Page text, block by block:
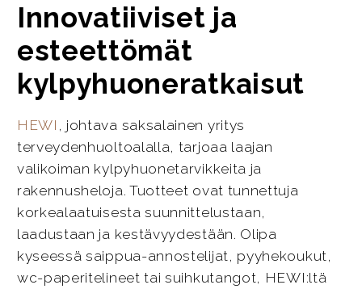
Innovatiiviset ja
esteettömät
kylpyhuoneratkaisut
HEWI , johtava saksalainen yritys
terveydenhuoltoalalla, tarjoaa laajan
valikoiman kylpyhuonetarvikkeita ja
rakennusheloja. Tuotteet ovat tunnettuja
korkealaatuisesta suunnittelustaan,
laadustaan ja kestävyydestään. Olipa
kyseessä saippua-annostelijat, pyyhekoukut,
wc-paperitelineet tai suihkutangot, HEWI:ltä